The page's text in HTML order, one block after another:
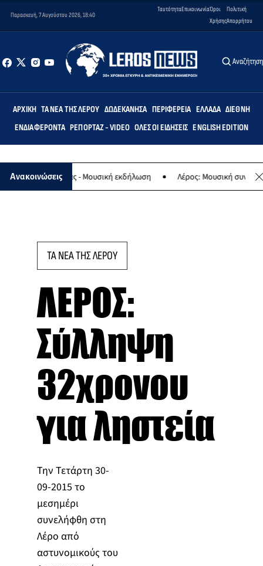
Παρασκευή, 7 Αυγούστου 2026, 18:40
ΤαυτότηταΕπικοινωνίαΌροι
Χρήσης
Πολιτική
Απορρήτου
Αναζήτηση
ΑΡΧΙΚΉ ΤΑ ΝΈΑ ΤΗΣ ΛΈΡΟΥ ΔΩΔΕΚΆΝΗΣΑ ΠΕΡΙΦΈΡΕΙΑ ΕΛΛΆΔΑ ΔΙΕΘΝΉ
ΕΝΔΙΑΦΈΡΟΝΤΑ ΡΕΠΟΡΤΆΖ - VIDEO ΌΛΕΣ ΟΙ ΕΙΔΉΣΕΙΣ ENGLISH EDITION
Ανακοινώσεις
της Παναγίας - Μουσική εκδήλωση Λέρος: Μουσική συναυλία
ΤΑ ΝΕΑ ΤΗΣ ΛΕΡΟΥ
ΛΕΡΟΣ:
Σύλληψη
32χρονου
για ληστεία
Την Τετάρτη 30-
09-2015 το
μεσημέρι
συνελήφθη στη
Λέρο από
αστυνομικούς του